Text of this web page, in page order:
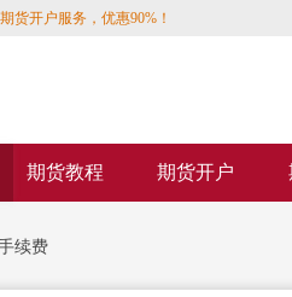
货开户服务，优惠90%！
期货教程 期货开户
续费